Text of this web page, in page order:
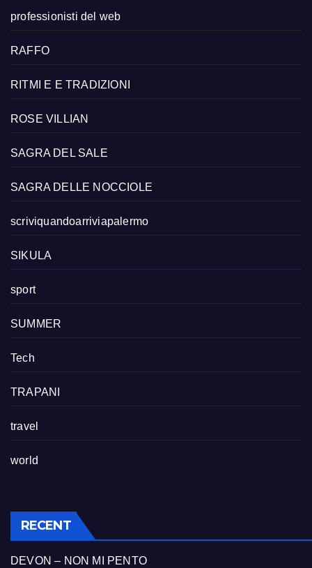
professionisti del web
RAFFO
RITMI E E TRADIZIONI
ROSE VILLIAN
SAGRA DEL SALE
SAGRA DELLE NOCCIOLE
scriviquandoarriviapalermo
SIKULA
sport
SUMMER
Tech
TRAPANI
travel
world
RECENT
DEVON – NON MI PENTO